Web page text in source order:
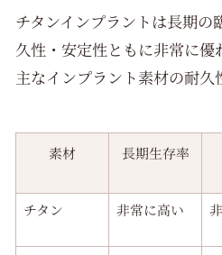
チタンインプラントは長期
久性・安定性ともに非常に
主なインプラント素材の耐久
素材 長期生存率
チタン
非常に高い